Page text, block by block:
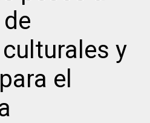
y
el